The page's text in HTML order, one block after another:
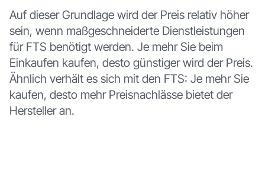
Auf dieser Grundlage wird der Preis relativ höher
sein, wenn maßgeschneiderte Dienstleistungen
für FTS benötigt werden. Je mehr Sie beim
Einkaufen kaufen, desto günstiger wird der Preis.
Ähnlich verhält es sich mit den FTS: Je mehr Sie
kaufen, desto mehr Preisnachlässe bietet der
Hersteller an.